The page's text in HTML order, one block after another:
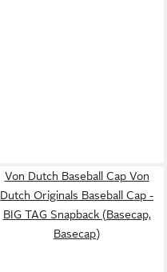
Von Dutch Baseball Cap Von
Dutch Originals Baseball Cap -
BIG TAG Snapback (Basecap,
Basecap)